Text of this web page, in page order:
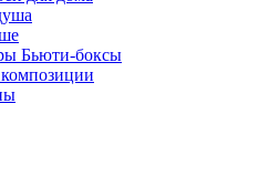
Бьюти-боксы